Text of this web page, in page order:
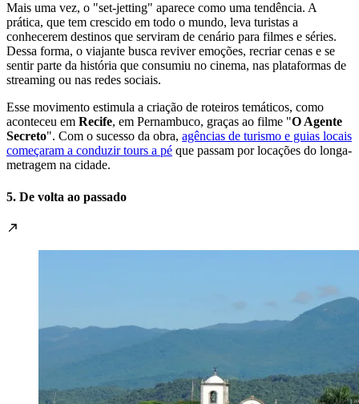
Mais uma vez, o "set-jetting" aparece como uma tendência. A
prática, que tem crescido em todo o mundo, leva turistas a
conhecerem destinos que serviram de cenário para filmes e séries.
Dessa forma, o viajante busca reviver emoções, recriar cenas e se
sentir parte da história que consumiu no cinema, nas plataformas de
streaming ou nas redes sociais.
Esse movimento estimula a criação de roteiros temáticos, como
aconteceu em Recife, em Pernambuco, graças ao filme "O Agente
Secreto". Com o sucesso da obra, agências de turismo e guias locais
começaram a conduzir tours a pé que passam por locações do longa-
metragem na cidade.
5. De volta ao passado